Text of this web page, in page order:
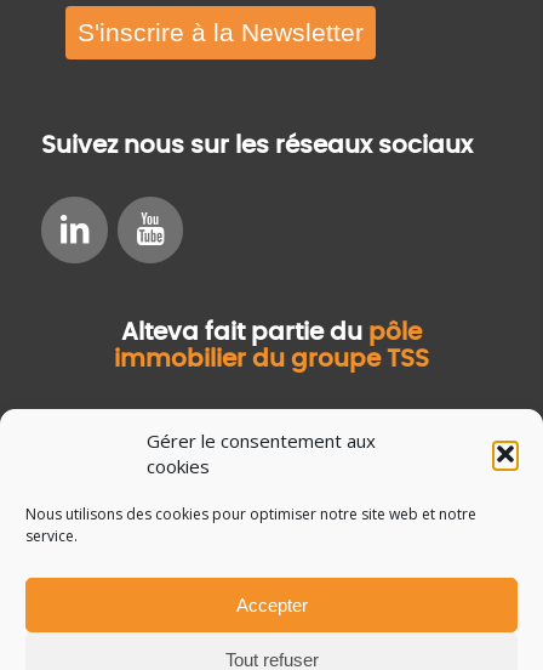
Gérer le consentement aux
cookies
Nous utilisons des cookies pour optimiser notre site web et notre
service.
Accepter
Tout refuser
S'inscrire à la Newsletter
Suivez nous sur les réseaux sociaux
Alteva fait partie du pôle
immobilier du groupe TSS
© Copyright Salvia Développement
Données personnelles Guide de la GMAO